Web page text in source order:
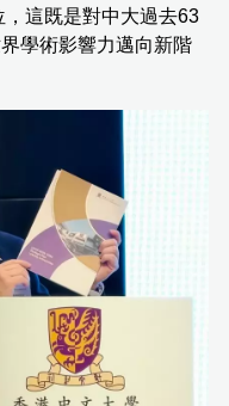
這既是對中大過去63
學術影響力邁向新階